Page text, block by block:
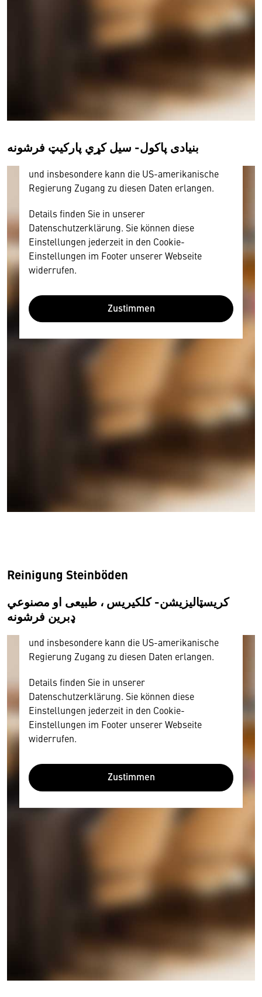
بنیادی پاکول- سيل کړي پارکيټ فرشونه
Wir benötigen Ihre Zustimmung
Inhalt anzeigen. Dafür benötigen wir allerdings
Ihre Zustimmung, da Ihr Browser
personenbezogene technische Daten zu Geräten
und Nutzerverhalten mitunter mit US-
Diese Daten unterliegen keinem dem EU-
und insbesondere kann die US-amerikanische
Regierung Zugang zu diesen Daten erlangen.
Details finden Sie in unserer
Datenschutzerklärung. Sie können diese
Einstellungen jederzeit in den Cookie-
Einstellungen im Footer unserer Webseite
widerrufen.
Zustimmen
Reinigung Steinböden
کریسټالیزیشن- کلکیریس ، طبیعی او مصنوعي
ډبرین فرشونه
Wir benötigen Ihre Zustimmung
personenbezogene technische Daten zu Geräten
und Nutzerverhalten mitunter mit US-
amerikanischen Anbietern austauscht.
Diese Daten unterliegen keinem dem EU-
Datenschutzrecht angemessenen Schutzniveau
und insbesondere kann die US-amerikanische
Regierung Zugang zu diesen Daten erlangen.
Details finden Sie in unserer
Datenschutzerklärung. Sie können diese
Einstellungen jederzeit in den Cookie-
Einstellungen im Footer unserer Webseite
widerrufen.
Zustimmen
Wir benötigen Ihre Zustimmung
Hier würden wir Ihnen gerne einen externen
Inhalt anzeigen. Dafür benötigen wir allerdings
Ihre Zustimmung, da Ihr Browser
personenbezogene technische Daten zu Geräten